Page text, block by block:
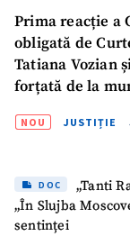
Trimite o
in English
Prima reacție a
obligată de
Tatiana Vozian
forțată de la
NOU JUSTIȚIE
DOC
„Tanti
„În Slujba
sentinței